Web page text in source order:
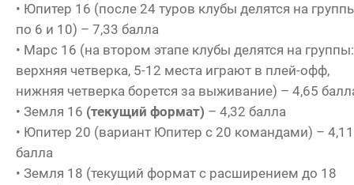
• Юпитер 16 (после 24 туров клубы делятся на
по 6 и 10) – 7,33 балла
• Марс 16 (на втором этапе клубы делятся на группы:
верхняя четверка, 5-12 места играют в плей-офф,
нижняя четверка борется за выживание) – 4,65
• Земля 16 (текущий формат) – 4,32 балла
• Юпитер 20 (вариант Юпитер с 20 командами) – 4,11
балла
• Земля 18 (текущий формат с расширением до 18